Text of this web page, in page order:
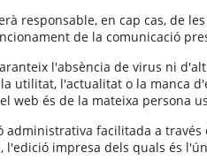
responsable, en cap cas, de
de la comunicació
l'absència de virus ni
utilitat, l'actualitat o la manca
web és de la mateixa persona
administrativa facilitada a
l'edició impresa dels quals és